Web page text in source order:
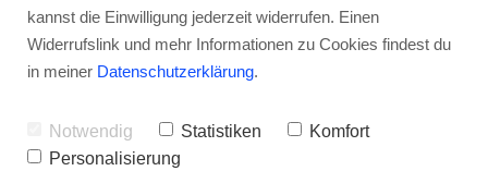
Magensäurehemmer?
kannst die Einwilligung jederzeit widerrufen. Einen
Widerrufslink und mehr Informationen zu Cookies findest du
in meiner Datenschutzerklärung.
Notwendig Statistiken
Komfort
Personalisierung